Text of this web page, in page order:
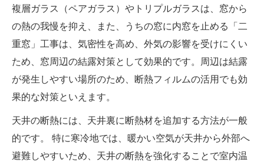
複層ガラス（ペアガラス）やトリプルガラスは、窓から
の熱の我慢を抑え、また、うちの窓に内窓を止める「二
重窓」工事は、気密性を高め、外気の影響を受けにくい
ため、窓周辺の結露対策として効果的です。周辺は結露
が発生しやすい場所のため、断熱フィルムの活用でも効
果的な対策といえます。
天井の断熱には、天井裏に断熱材を追加する方法が一般
的です。 特に寒冷地では、暖かい空気が天井から外部へ
避難しやすいため、天井の断熱を強化することで室内温